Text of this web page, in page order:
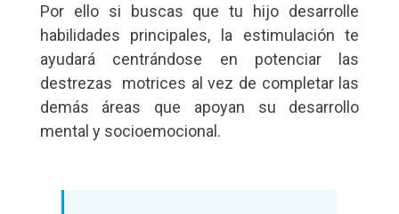
Por ello si buscas que tu hijo desarrolle
habilidades principales, la estimulación te
ayudará centrándose en potenciar las
destrezas motrices al vez de completar las
demás áreas que apoyan su desarrollo
mental y socioemocional.